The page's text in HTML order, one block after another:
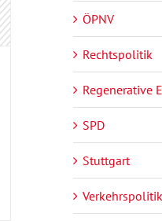
ÖPNV
Rechtspolitik
Regenerative
SPD
Stuttgart
Verkehrspolitik